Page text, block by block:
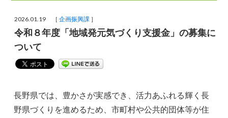
2026.01.19 ［企画振興課 ］
令和８年度「地域発元気づくり支援金」の募集に
ついて
長野県では、豊かさが実感でき、活力あふれる輝く長
野県づくりを進めるため、市町村や公共的団体等が住